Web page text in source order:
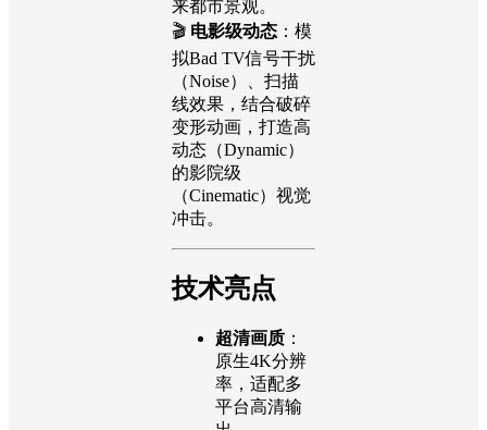
来都市景观。
🎬 电影级动态 ：模
拟Bad TV信号干扰
（Noise）、扫描
线效果，结合破碎
变形动画，打造高
动态（Dynamic）
的影院级
（Cinematic）视觉
冲击。
技术亮点
超清画质 ：
原生4K分辨
率，适配多
平台高清输